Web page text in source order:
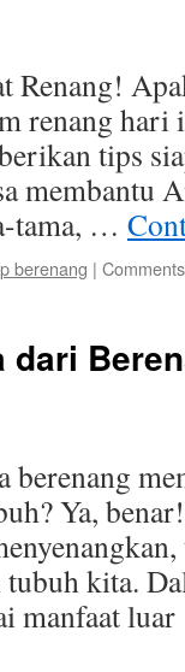
Renang!
renang hari
tips
membantu
tama, …
berenang |
dari
berenang
Ya,
tubuh kita.
manfaat